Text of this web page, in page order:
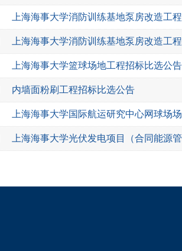
上海海事大学消防训练基地泵房改造工
上海海事大学消防训练基地泵房改造工
上海海事大学篮球场地工程招标比选公告
内墙面粉刷工程招标比选公告
上海海事大学国际航运研究中心网球场
上海海事大学光伏发电项目（合同能源